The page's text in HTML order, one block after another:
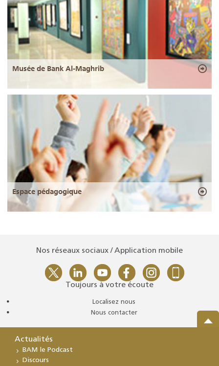
Musée de Bank Al-Maghrib
Espace pédagogique
Nos réseaux sociaux / Application mobile
Toujours à votre écoute
Localisez nous
Nous contacter
Actualités
BAM le Podcast
Discours